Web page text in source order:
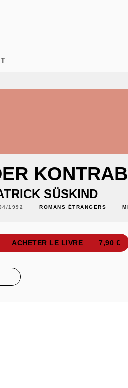
SÜSKIND
1992 ROMANS ÉTRANGERS
ACHETER LE LIVRE 7,90 €